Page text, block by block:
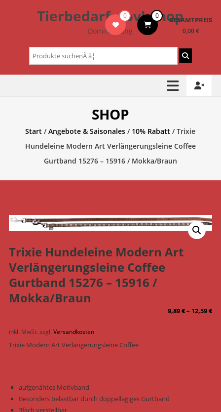
Tierbedarf – bvl-Shop
Dominik Lang
0 0 GESAMTPREIS
0,00 €
Suchen
nach:
SHOP
Start /Angebote & Saisonales / 10% Rabatt / Trixie
Hundeleine Modern Art Verlängerungsleine Coffee
Gurtband 15276 – 15916 / Mokka/Braun
Trixie Hundeleine Modern Art
Verlängerungsleine Coffee
Gurtband 15276 – 15916 /
Mokka/Braun
9,89€– 12,59€
inkl. MwSt. zzgl. Versandkosten
Trixie Modern Art Verlängerungsleine Coffee
aufgenähtes Motivband
Besonders belastbar durch doppellagiges Gurtband
3fach verstellbar